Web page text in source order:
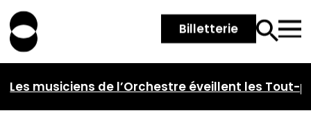
Billetterie
Les musiciens de l’Orchestre éveillent les Tout-